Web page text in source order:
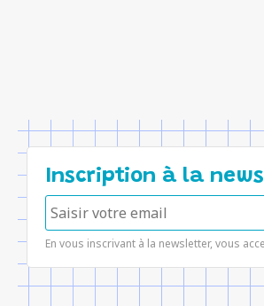
Inscription à la
En vous inscrivant à la newsletter, vous